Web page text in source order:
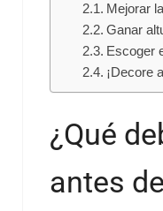
Mejorar
Ganar
Escoger
¡Decore
¿Qué
antes